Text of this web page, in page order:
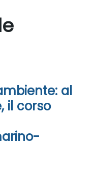
al
il corso